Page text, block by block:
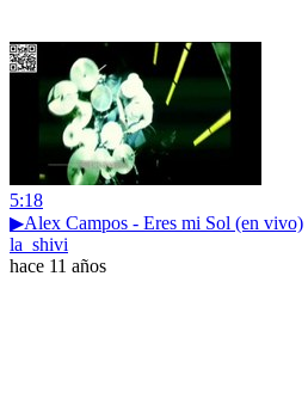
5:18
▶Alex Campos - Eres mi Sol (en vivo)
la_shivi
hace 11 años